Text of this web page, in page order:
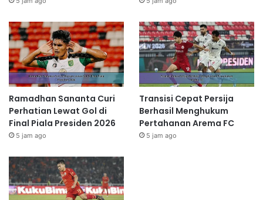
Ramadhan Sananta Curi
Perhatian Lewat Gol di
Final Piala Presiden 2026
5 jam ago
Transisi Cepat Persija
Berhasil Menghukum
Pertahanan Arema FC
5 jam ago